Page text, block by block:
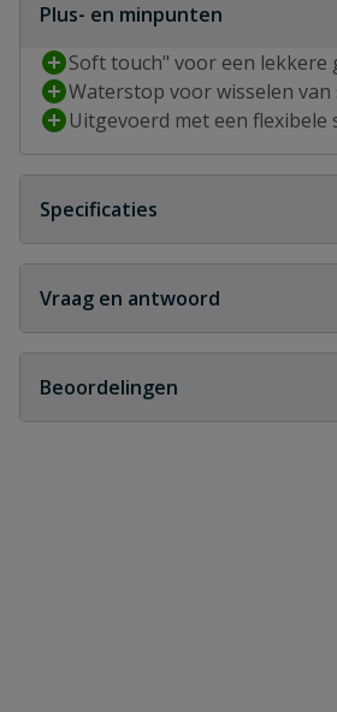
Plus- en minpunten
Soft touch" voor een lekkere
Waterstop voor wisselen van
Uitgevoerd met een
Specificaties
Garantie
Materiaal
Vraag en antwoord
Geen vragen
Beoordelingen